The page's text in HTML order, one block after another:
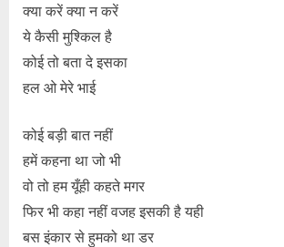
क्या करें क्या न करें
ये कैसी मुश्किल है
कोई तो बता दे इसका
हल ओ मेरे भाई
कोई बड़ी बात नहीं
हमें कहना था जो भी
वो तो हम यूँही कहते मगर
फिर भी कहा नहीं वजह इसकी है यही
बस इंकार से हुमको था डर